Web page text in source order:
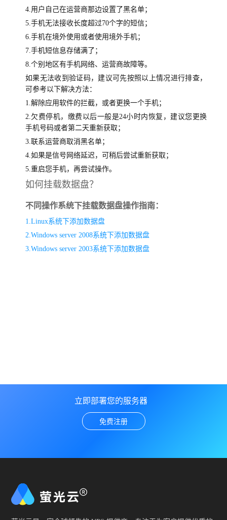
4.用户自己在运营商那边设置了黑名单；
5.手机无法接收长度超过70个字的短信；
6.手机在境外使用或者使用境外手机；
7.手机短信息存储满了；
8.个别地区有手机网络、运营商故障等。
如果无法收到验证码，建议可先按照以上情况进行排查，
可参考以下解决方法：
1.解除应用软件的拦截，或者更换一个手机；
2.欠费停机，缴费以后一般是24小时内恢复，建议您更换
手机号码或者第二天重新获取；
3.联系运营商取消黑名单；
4.如果是信号网络延迟，可稍后尝试重新获取；
5.重启您手机，再尝试操作。
如何挂载数据盘？
不同操作系统下挂载数据盘操作指南：
1.Linux系统下添加数据盘
2.Windows server 2008系统下添加数据盘
3.Windows server 2003系统下添加数据盘
立即部署您的服务器
免费注册